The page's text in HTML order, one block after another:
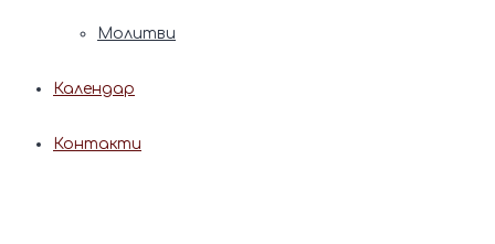
Молитви
Календар
Контакти